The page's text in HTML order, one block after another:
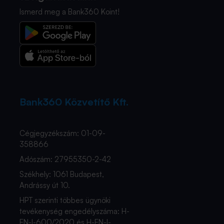
Ismerd meg a Bank360 Koint!
Bank360 Közvetítő Kft.
Cégjegyzékszám: 01-09-
358866
Adószám: 27955350-2-42
Székhely: 1061 Budapest,
Andrássy út 10.
HPT szerinti többes ügynöki
tevékenység engedélyszáma: H-